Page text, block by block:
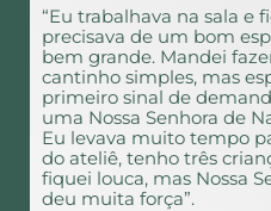
“Eu trabalhava na sala e
precisava de um bom
bem grande. Mandei
cantinho simples, mas
primeiro sinal de
uma Nossa Senhora de
Eu levava muito tempo
do ateliê, tenho três
fiquei louca, mas Nossa
deu muita força”.